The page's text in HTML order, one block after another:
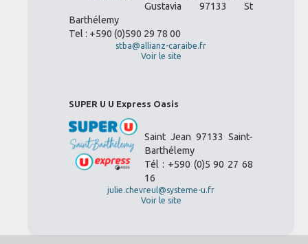
Gustavia 97133 St
Barthélemy
Tel : +590 (0)590 29 78 00
stba@allianz-caraibe.fr
Voir le site
SUPER U U Express Oasis
Saint Jean 97133 Saint-
Barthélemy
Tél : +590 (0)5 90 27 68
16
julie.chevreul@systeme-u.fr
Voir le site